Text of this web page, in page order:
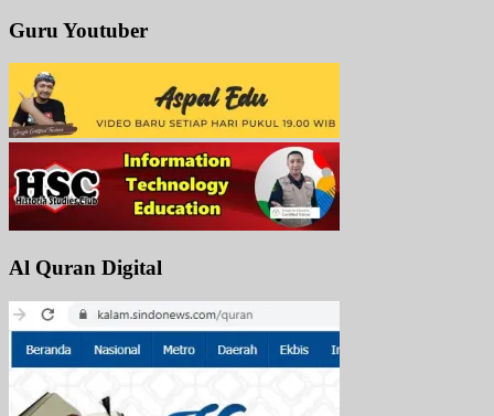
Guru Youtuber
Al Quran Digital